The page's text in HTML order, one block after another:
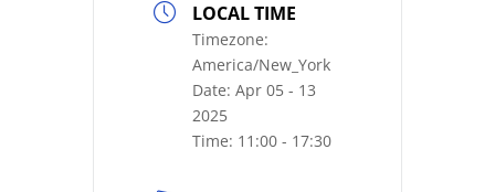
LOCAL TIME
Timezone:
America/New_York
Date: Apr 05 - 13
2025
Time: 11:00 - 17:30